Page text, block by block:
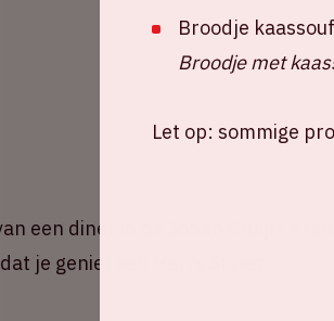
een diner in de Johan Cruijff
je geniet van Harry Styles.
Broodje
Broodje met
Let op: sommige